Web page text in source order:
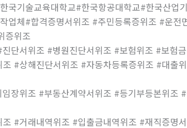
국기술교육대학교#한국항공대학교#한국산업
업체#합격증명서위조 #주민등록증위조 #운
증위조
단서위조 #병원진단서위조 #보험위조 #보험
#상해진단서위조 #자동차등록증위조 #대출
장위조 #부동산계약서위조 #등기부등본위조
조 #거래내역위조 #입출금내역위조 #재직증명